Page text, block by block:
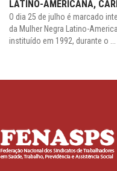
LATINO-AMERICANA,
O dia 25 de julho é marcado
da Mulher Negra Latino-
instituído em 1992, durante o ...